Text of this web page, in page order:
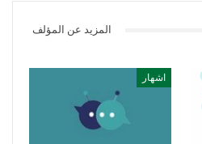
المزيد عن المؤلف
اشهار